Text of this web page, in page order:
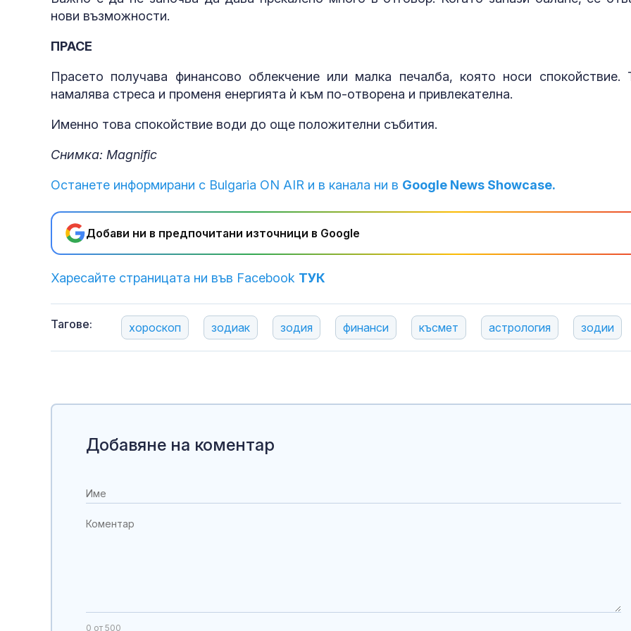
нови възможности.
ПРАСЕ
Прасето получава финансово облекчение или малка печалба, която носи спокойствие.
намалява стреса и променя енергията ѝ към по-отворена и привлекателна.
Именно това спокойствие води до още положителни събития.
Снимка: Magnific
Останете информирани с Bulgaria ON AIR и в канала ни в Google News Showcase.
Добави ни в предпочитани източници в Google
Харесайте страницата ни във Facebook ТУК
Тагове: хороскоп зодиак зодия финанси късмет астрология зодии
Добавяне на коментар
0 от 500